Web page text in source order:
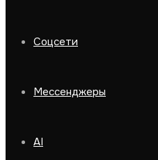
Соцсети
Мессенджеры
AI